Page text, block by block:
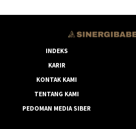
INDEKS
KARIR
KONTAK KAMI
TENTANG KAMI
PEDOMAN MEDIA SIBER